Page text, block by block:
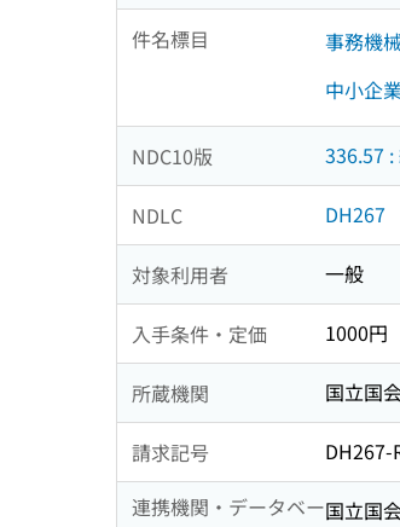
件名標目 事務機
中小企業
NDC10版 336.57
NDLC DH267
対象利用者 一般
入手条件・定価 1000円
所蔵機関 国立国
請求記号
DH267-
連携機関・データベー国立国